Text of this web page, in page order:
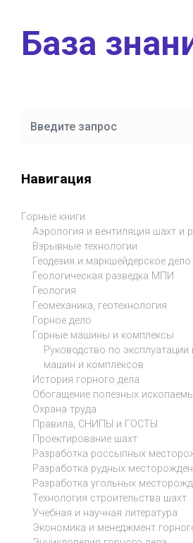
База
Навигация
Горные книги
Аэрология и вентиляция шахт и
Взрывные технологии
Геодезия и маркшейдерское дело
Геологическая разведка МПИ
Геология
Геомеханика, геотехнология
Горное дело
Горные машины и комплексы
Руководство по
машин и комплексов
История горного дела
Обогащение полезных
Охрана труда
Правила, СНИПЫ и ГОСТЫ
Проектирование шахт
Разработка россыпных
Разработка рудных
Разработка угольных
Технология строительства шахт
Учебная и научная литература
Экономика и менеджмент